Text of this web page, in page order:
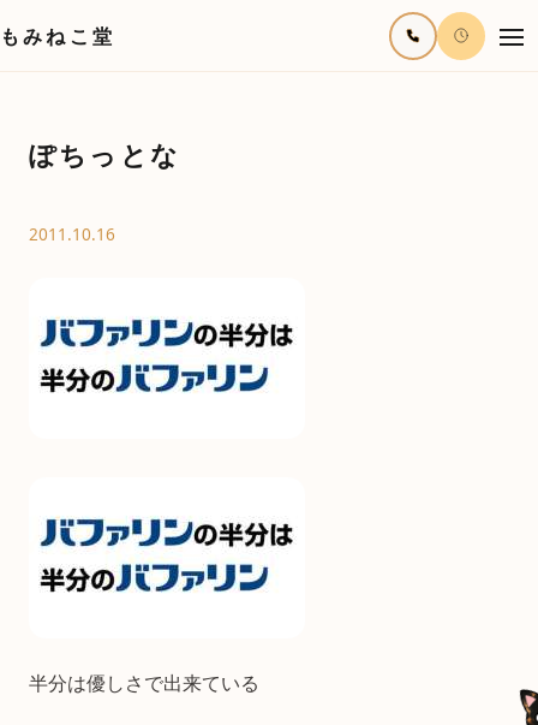
もみねこ堂
ぽちっとな
2011.10.16
半分は優しさで出来ている